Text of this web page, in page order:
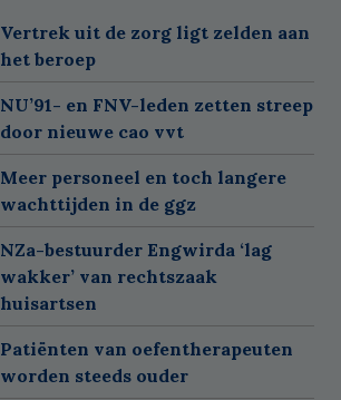
Vertrek uit de zorg ligt zelden aan
het beroep
NU’91- en FNV-leden zetten streep
door nieuwe cao vvt
Meer personeel en toch langere
wachttijden in de ggz
NZa-bestuurder Engwirda ‘lag
wakker’ van rechtszaak
huisartsen
Patiënten van oefentherapeuten
worden steeds ouder